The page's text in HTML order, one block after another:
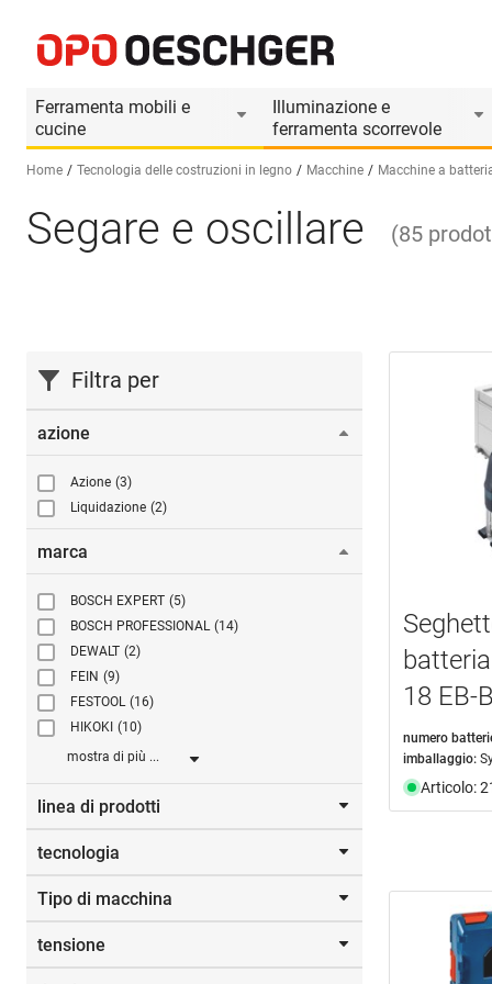
Ferramenta mobili e
cucine
Illuminazione e
ferramenta scorrevole
Seleziona una lingua (IT)
Home Tecnologia delle costruzioni in legno Macchine Macchine a
Segare e oscillare (85
Filtra per
azione
Azione (3)
Liquidazione (2)
marca
BOSCH EXPERT (5)
BOSCH PROFESSIONAL (14)
DEWALT (2)
FEIN (9)
FESTOOL (16)
HIKOKI (10)
mostra di più ...
linea di prodotti
(kit di azioni)
Click+Go (19)
tecnologia
AMPshare (27)
CAS - cordless alliance system
Tipo di macchina
Motosega a mano
tensione
18 EB-
numero
imballaggio:
Articolo: